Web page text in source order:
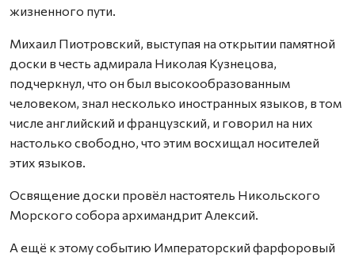
жизненного пути.
Михаил Пиотровский, выступая на открытии памятной
доски в честь адмирала Николая Кузнецова,
подчеркнул, что он был высокообразованным
человеком, знал несколько иностранных языков, в том
числе английский и французский, и говорил на них
настолько свободно, что этим восхищал носителей
этих языков.
Освящение доски провёл настоятель Никольского
Морского собора архимандрит Алексий.
А ещё к этому событию Императорский фарфоровый